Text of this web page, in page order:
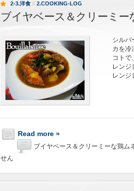
2-3.洋食 // 2.COOKING-LOG
ブイヤベース＆クリーミ
シルバ
カを冷
コトで
レンジ
レンジ
Read more »
ブイヤベース＆クリーミーな鶏ム
せん